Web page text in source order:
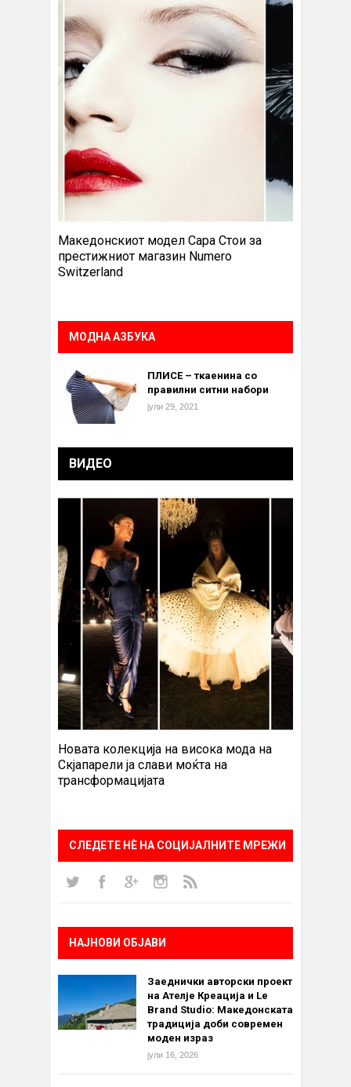
Македонскиот модел Сара Стои за
престижниот магазин Numero
Switzerland
МОДНА АЗБУКА
ПЛИСЕ – ткаенина со
правилни ситни набори
јули 29, 2021
ВИДЕО
Новата колекција на висока мода на
Скјапарели ја слави моќта на
трансформацијата
СЛЕДЕТЕ НÈ НА СОЦИЈАЛНИТЕ МРЕЖИ
НАЈНОВИ ОБЈАВИ
Заеднички авторски проект
на Ателје Креација и Le
Brand Studio: Македонската
традиција доби современ
моден израз
јули 16, 2026